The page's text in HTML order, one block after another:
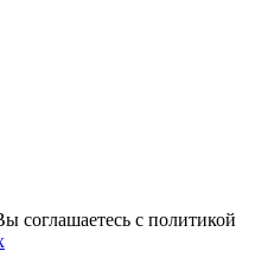
соглашаетесь с политикой